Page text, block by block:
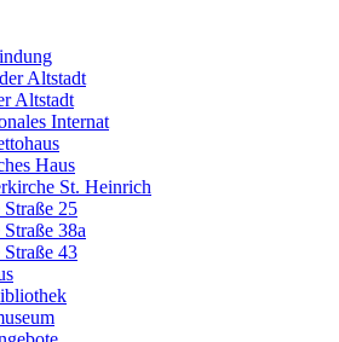
Altstadt
Altstadt
Internat
Haus
St. Heinrich
25
38a
43